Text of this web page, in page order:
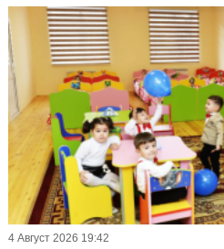
4 Август 2026 19:42